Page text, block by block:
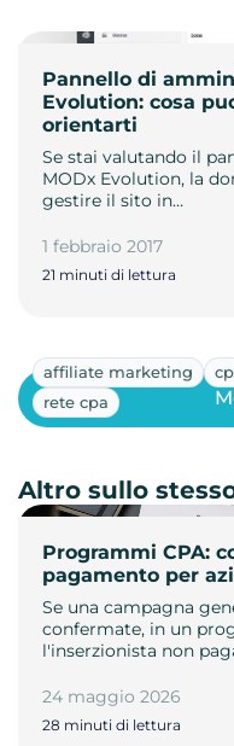
Pannello di
Evolution: cosa
orientarti
Se stai valutando il
MODx Evolution, la
gestire il sito in…
1 febbraio 2017
21 minuti di lettura
affiliate marketing
rete cpa
Programmi CPA:
pagamento per
Se una campagna
confermate, in un
l'inserzionista non
24 maggio 2026
28 minuti di lettura
Altro sullo